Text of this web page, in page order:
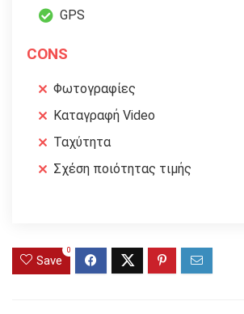
GPS
CONS
Φωτογραφίες
Καταγραφή Video
Ταχύτητα
Σχέση ποιότητας τιμής
Save
0